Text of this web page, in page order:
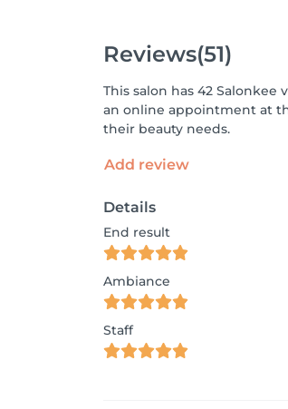
Reviews(51)
This salon has 42
an online appointment at
their beauty needs.
Add review
Details
End result
Ambiance
Staff